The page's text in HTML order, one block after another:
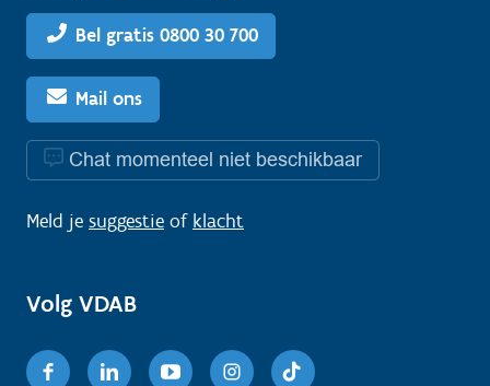
Bel gratis 0800 30 700
Mail ons
Chat momenteel niet beschikbaar
Meld je suggestie of klacht
Volg VDAB
FacebookLinkedinYoutubeInstagram